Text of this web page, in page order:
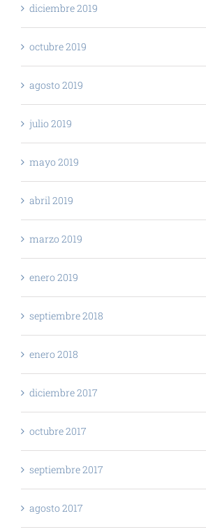
diciembre 2019
octubre 2019
agosto 2019
julio 2019
mayo 2019
abril 2019
marzo 2019
enero 2019
septiembre 2018
enero 2018
diciembre 2017
octubre 2017
septiembre 2017
agosto 2017